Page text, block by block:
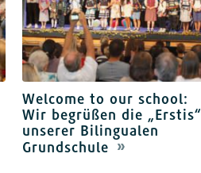
Welcome to our school:
Wir begrüßen die „Erstis“
unserer Bilingualen
Grundschule